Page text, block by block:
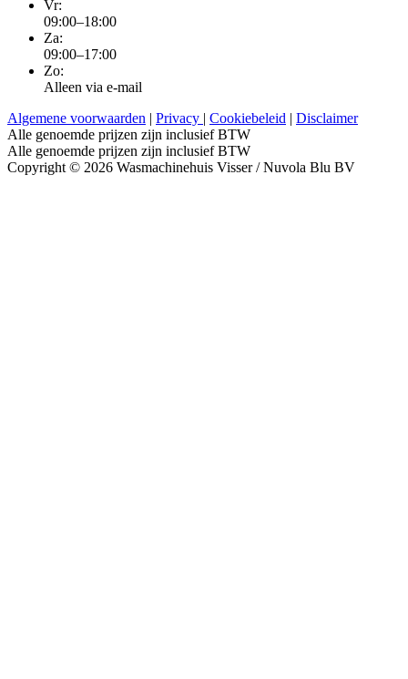
Vr:
09:00–18:00
Za:
09:00–17:00
Zo:
Alleen via e-mail
Algemene voorwaarden | Privacy | Cookiebeleid | Disclaimer
Alle genoemde prijzen zijn inclusief BTW
Alle genoemde prijzen zijn inclusief BTW
Copyright © 2026 Wasmachinehuis Visser / Nuvola Blu BV